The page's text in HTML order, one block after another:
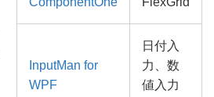
InputMan for
WPF
日付入
力、数
値入力